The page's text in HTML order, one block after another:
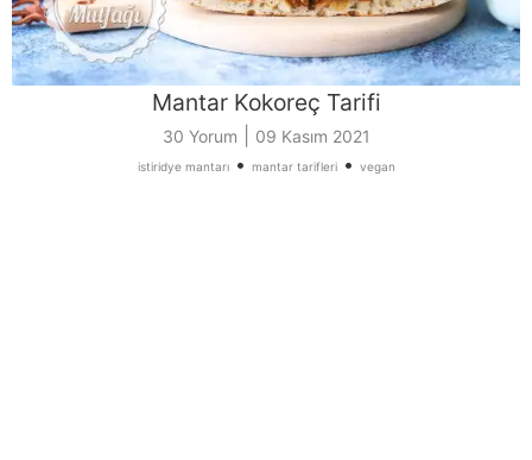
Mantar Kokoreç Tarifi
30 Yorum 09 Kasım 2021
istiridye mantarı• mantar tarifleri• vegan